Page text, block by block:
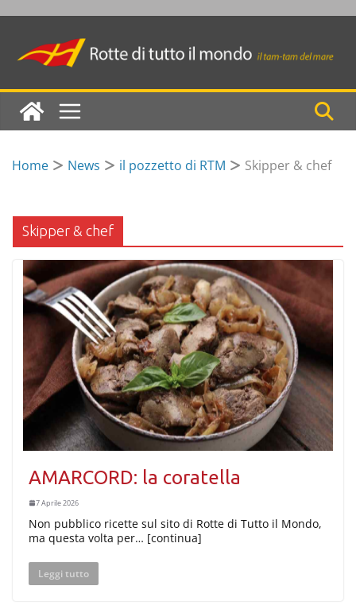
to
Home News il pozzetto di RTM Skipper & chef
Skipper & chef
AMARCORD: la coratella
7 Aprile 2026
Non pubblico ricette sul sito di Rotte di Tutto il Mondo,
ma questa volta per… [continua]
Leggi tutto